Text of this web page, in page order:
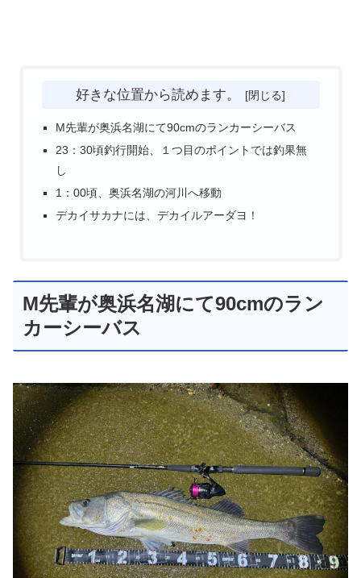
好きな位置から読めます。
M先輩が奥浜名湖にて90cmのランカーシーバス
23：30頃釣行開始、１つ目のポイントでは釣果無
し
1：00頃、奥浜名湖の河川へ移動
デカイサカナには、デカイルアーダヨ！
M先輩が奥浜名湖にて90cmのラン
カーシーバス